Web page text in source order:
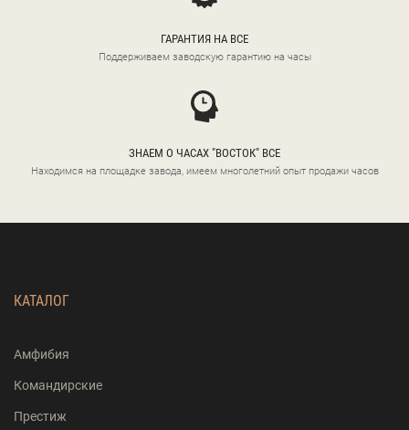
ГАРАНТИЯ НА ВСЕ
Поддерживаем заводскую гарантию на часы
ЗНАЕМ О ЧАСАХ "ВОСТОК" ВСЕ
Находимся на площадке завода, имеем многолетний опыт продажи часов
КАТАЛОГ
Амфибия
Командирские
Престиж